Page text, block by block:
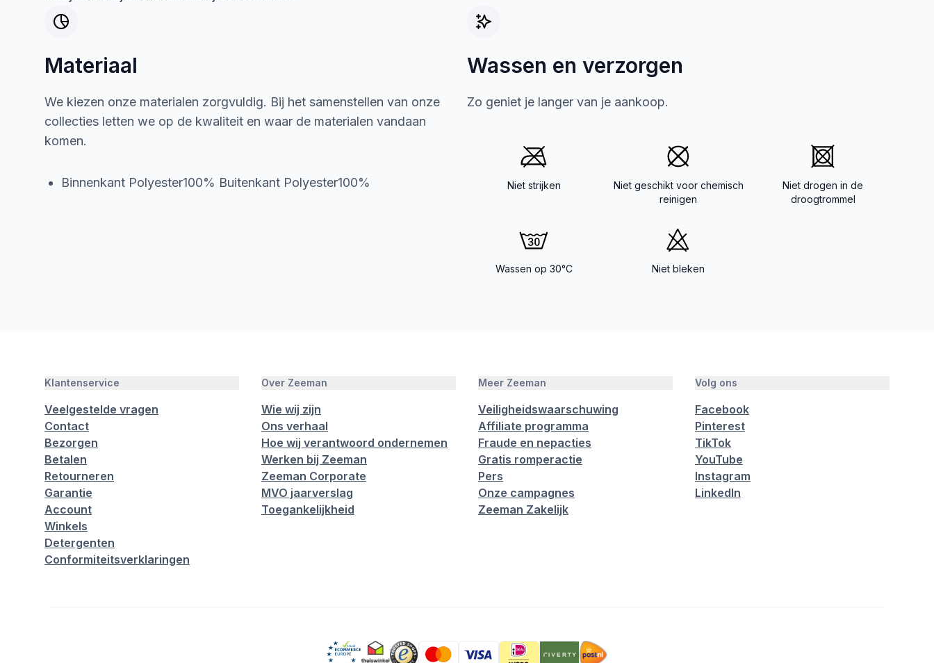
Materiaal
We kiezen onze materialen zorgvuldig. Bij het samenstellen van onze
collecties letten we op de kwaliteit en waar de materialen vandaan
komen.
Binnenkant Polyester100% Buitenkant Polyester100%
Wassen en verzorgen
Zo geniet je langer van je aankoop.
Niet strijken
Niet geschikt voor chemisch
reinigen
Niet drogen in de
droogtrommel
Wassen op 30°C Niet bleken
Klantenservice
Veelgestelde vragen
Contact
Bezorgen
Betalen
Retourneren
Garantie
Account
Winkels
Detergenten
Conformiteitsverklaringen
Over Zeeman
Wie wij zijn
Ons verhaal
Hoe wij verantwoord ondernemen
Werken bij Zeeman
Zeeman Corporate
MVO jaarverslag
Toegankelijkheid
Meer Zeeman
Veiligheidswaarschuwing
Affiliate programma
Fraude en nepacties
Gratis romperactie
Pers
Onze campagnes
Zeeman Zakelijk
Volg ons
Facebook
Pinterest
TikTok
YouTube
Instagram
LinkedIn